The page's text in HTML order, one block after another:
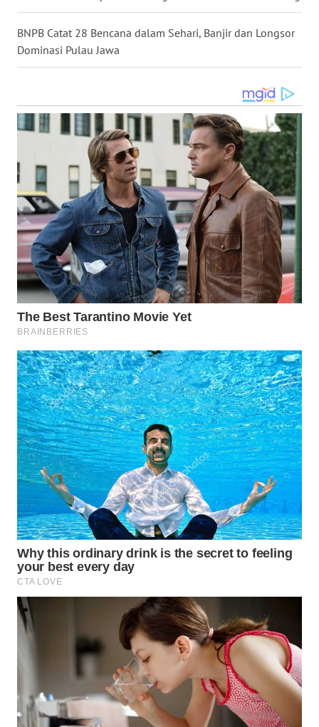
BNPB Catat 28 Bencana dalam Sehari, Banjir dan Longsor
Dominasi Pulau Jawa
MALUKU
WN
WN
DANAU
TOBA
WN
NIAS
WN
LANGKAT
WN
TAPANULI
SELATAN
WN
TANJUNG
LESUNG
WN
KARO
WN
SIMALUNGUN
WN
LABUHANBATU
WN DELI